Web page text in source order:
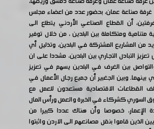
غرفة صناعة عمان، بحضور عدد من اعضاء مجلس
أن القطاع الصناعي الأردني يتطلع الى
متنامية ومتكاملة بين البلدين ، من خلال توفير
من المشاريع المشتركة في البلدين، وتذليل أي
التبادل التجاري بين البلدين، مشددا على ان
بين الغرف في البلدين يسهم في تعزيز
بينهما. وبين الجغبير أن جميع رجال الأعمال في
القطاعات الاقتصادية مستعدون للعمل مع
السوري كشركاء في الخبرة والعمل ورأس المال
الإعمار، خصوصا وأن هناك عددا كبيرا من
الذين قاموا بنقل مصانعهم الى الاردن واثبتوا